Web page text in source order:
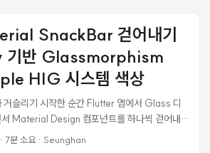
SnackBar 걷어내기
반 Glassmorphism
HIG 시스템 색상
슬리기 시작한 순간 Flutter 앱에서 Glass 디
서 Material Design 컴포넌트를 하나씩 걷어내고
로, Card는 GlassCard로,
· 7분 소요· Seunghan